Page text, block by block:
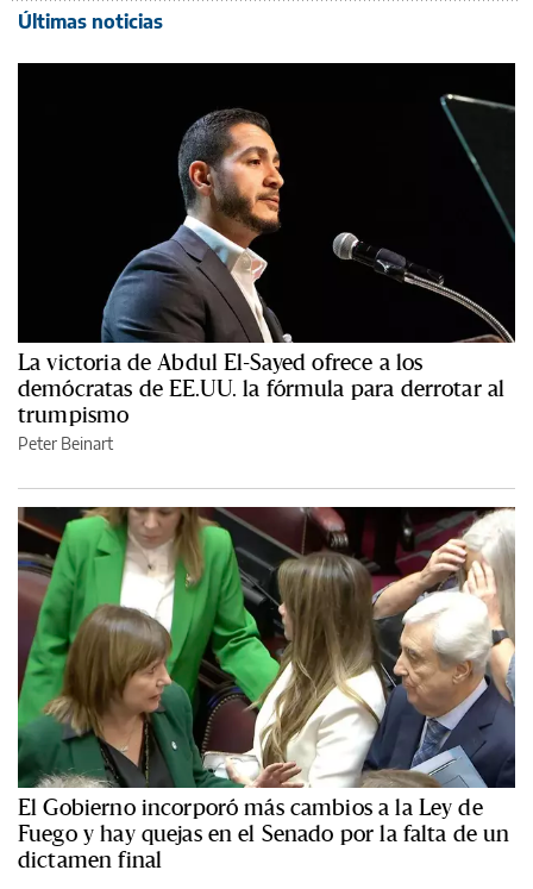
Últimas noticias
La victoria de Abdul El-Sayed ofrece a los
demócratas de EE.UU. la fórmula para derrotar al
trumpismo
Peter Beinart
El Gobierno incorporó más cambios a la Ley de
Fuego y hay quejas en el Senado por la falta de un
dictamen final